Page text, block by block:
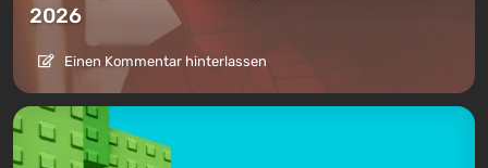
2026
Einen Kommentar hinterlassen